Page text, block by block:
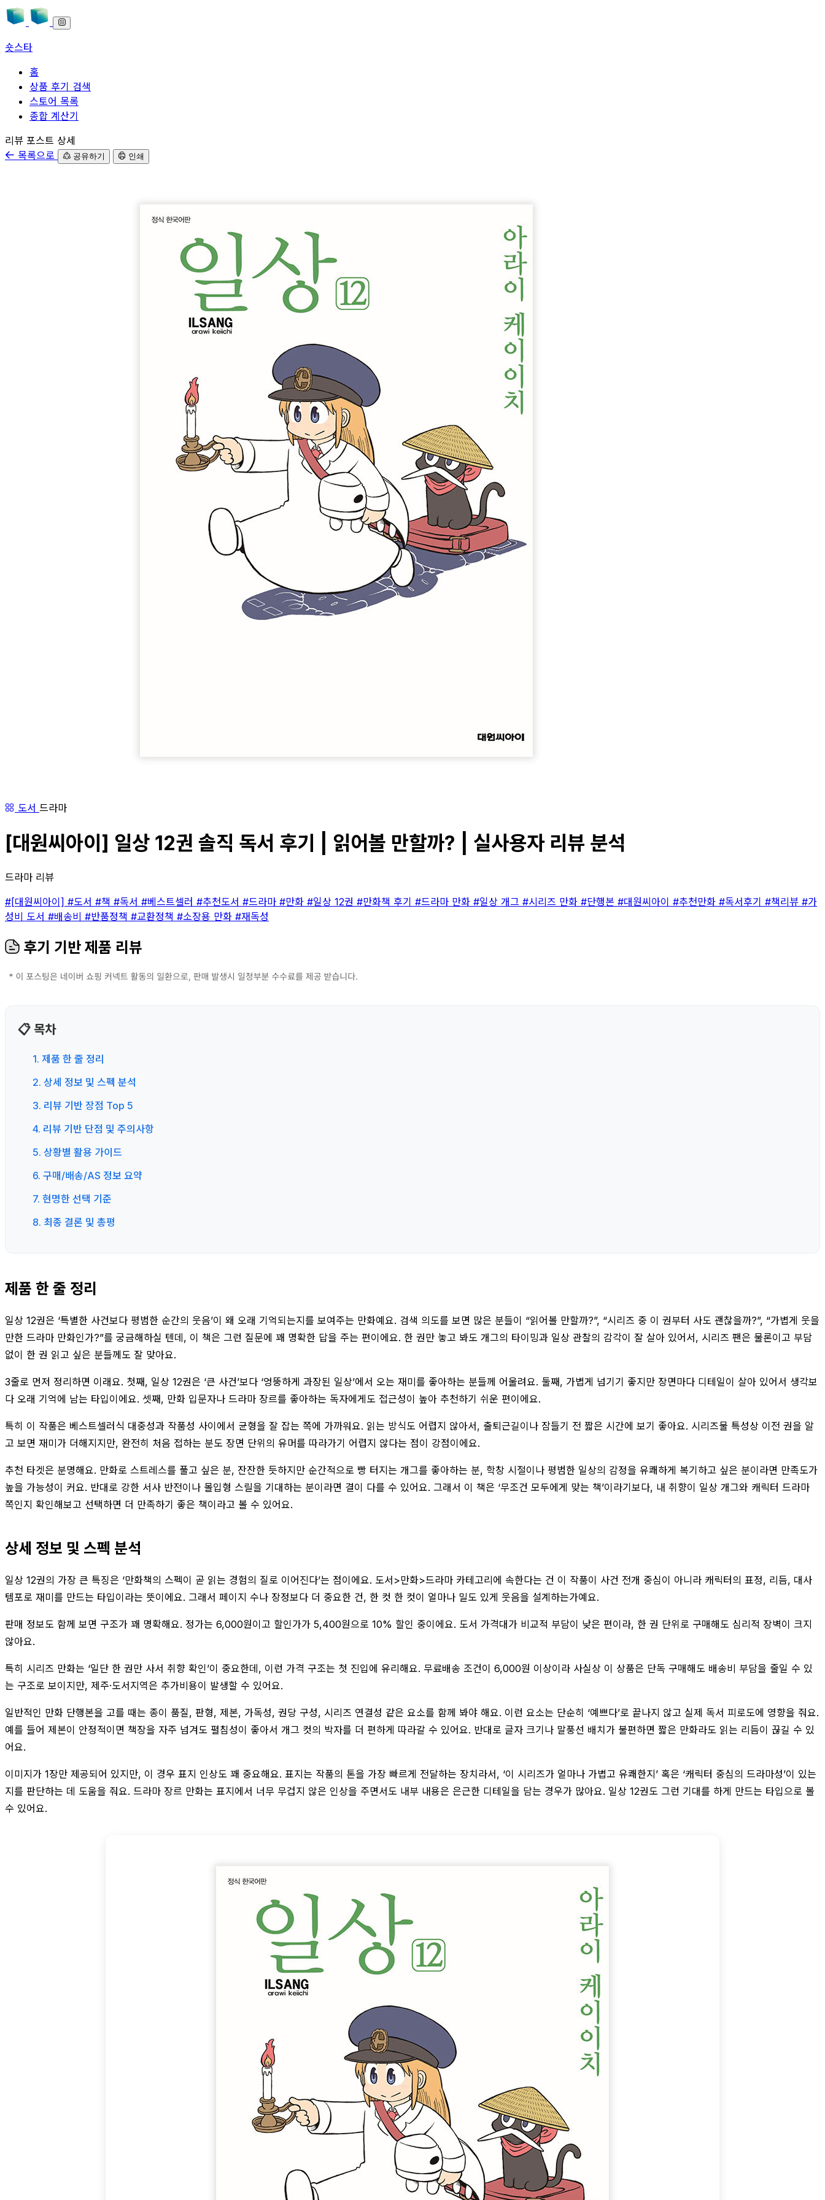
숏스타
홈
상품 후기 검색
스토어 목록
종합 계산기
본문으로 바로가기
리뷰 포스트 상세
목록으로
공유하기 인쇄
도서 드라마
[대원씨아이] 일상 12권 솔직 독서 후기 | 읽어볼 만할까? | 실사용자 리뷰 분석
드라마 리뷰
#[대원씨아이] #도서 #책 #독서 #베스트셀러 #추천도서 #드라마 #만화 #일상 12권 #만화책 후기 #드라마 만화 #일상 개그 #시리즈 만화 #단행본 #대원씨아이 #추천만화 #독서후기 #책리뷰 #가
성비 도서 #배송비 #반품정책 #교환정책 #소장용 만화 #재독성
후기 기반 제품 리뷰
📋 목차
1. 제품 한 줄 정리
2. 상세 정보 및 스펙 분석
3. 리뷰 기반 장점 Top 5
4. 리뷰 기반 단점 및 주의사항
5. 상황별 활용 가이드
6. 구매/배송/AS 정보 요약
7. 현명한 선택 기준
8. 최종 결론 및 총평
제품 한 줄 정리
일상 12권은 ‘특별한 사건보다 평범한 순간의 웃음’이 왜 오래 기억되는지를 보여주는 만화예요. 검색 의도를 보면 많은 분들이 “읽어볼 만할까?”, “시리즈 중 이 권부터 사도 괜찮을까?”, “가볍게 웃을
만한 드라마 만화인가?”를 궁금해하실 텐데, 이 책은 그런 질문에 꽤 명확한 답을 주는 편이에요. 한 권만 놓고 봐도 개그의 타이밍과 일상 관찰의 감각이 잘 살아 있어서, 시리즈 팬은 물론이고 부담
없이 한 권 읽고 싶은 분들께도 잘 맞아요.
3줄로 먼저 정리하면 이래요. 첫째, 일상 12권은 ‘큰 사건’보다 ‘엉뚱하게 과장된 일상’에서 오는 재미를 좋아하는 분들께 어울려요. 둘째, 가볍게 넘기기 좋지만 장면마다 디테일이 살아 있어서 생각보
다 오래 기억에 남는 타입이에요. 셋째, 만화 입문자나 드라마 장르를 좋아하는 독자에게도 접근성이 높아 추천하기 쉬운 편이에요.
특히 이 작품은 베스트셀러식 대중성과 작품성 사이에서 균형을 잘 잡는 쪽에 가까워요. 읽는 방식도 어렵지 않아서, 출퇴근길이나 잠들기 전 짧은 시간에 보기 좋아요. 시리즈물 특성상 이전 권을 알
고 보면 재미가 더해지지만, 완전히 처음 접하는 분도 장면 단위의 유머를 따라가기 어렵지 않다는 점이 강점이에요.
추천 타겟은 분명해요. 만화로 스트레스를 풀고 싶은 분, 잔잔한 듯하지만 순간적으로 빵 터지는 개그를 좋아하는 분, 학창 시절이나 평범한 일상의 감정을 유쾌하게 복기하고 싶은 분이라면 만족도가
높을 가능성이 커요. 반대로 강한 서사 반전이나 몰입형 스릴을 기대하는 분이라면 결이 다를 수 있어요. 그래서 이 책은 ‘무조건 모두에게 맞는 책’이라기보다, 내 취향이 일상 개그와 캐릭터 드라마
쪽인지 확인해보고 선택하면 더 만족하기 좋은 책이라고 볼 수 있어요.
상세 정보 및 스펙 분석
일상 12권의 가장 큰 특징은 ‘만화책의 스펙이 곧 읽는 경험의 질로 이어진다’는 점이에요. 도서>만화>드라마 카테고리에 속한다는 건 이 작품이 사건 전개 중심이 아니라 캐릭터의 표정, 리듬, 대사
템포로 재미를 만드는 타입이라는 뜻이에요. 그래서 페이지 수나 장정보다 더 중요한 건, 한 컷 한 컷이 얼마나 밀도 있게 웃음을 설계하는가예요.
판매 정보도 함께 보면 구조가 꽤 명확해요. 정가는 6,000원이고 할인가가 5,400원으로 10% 할인 중이에요. 도서 가격대가 비교적 부담이 낮은 편이라, 한 권 단위로 구매해도 심리적 장벽이 크지
않아요.
특히 시리즈 만화는 ‘일단 한 권만 사서 취향 확인’이 중요한데, 이런 가격 구조는 첫 진입에 유리해요. 무료배송 조건이 6,000원 이상이라 사실상 이 상품은 단독 구매해도 배송비 부담을 줄일 수 있
는 구조로 보이지만, 제주·도서지역은 추가비용이 발생할 수 있어요.
일반적인 만화 단행본을 고를 때는 종이 품질, 판형, 제본, 가독성, 권당 구성, 시리즈 연결성 같은 요소를 함께 봐야 해요. 이런 요소는 단순히 ‘예쁘다’로 끝나지 않고 실제 독서 피로도에 영향을 줘요.
예를 들어 제본이 안정적이면 책장을 자주 넘겨도 펼침성이 좋아서 개그 컷의 박자를 더 편하게 따라갈 수 있어요. 반대로 글자 크기나 말풍선 배치가 불편하면 짧은 만화라도 읽는 리듬이 끊길 수 있
어요.
이미지가 1장만 제공되어 있지만, 이 경우 표지 인상도 꽤 중요해요. 표지는 작품의 톤을 가장 빠르게 전달하는 장치라서, ‘이 시리즈가 얼마나 가볍고 유쾌한지’ 혹은 ‘캐릭터 중심의 드라마성’이 있는
지를 판단하는 데 도움을 줘요. 드라마 장르 만화는 표지에서 너무 무겁지 않은 인상을 주면서도 내부 내용은 은근한 디테일을 담는 경우가 많아요. 일상 12권도 그런 기대를 하게 만드는 타입으로 볼
수 있어요.